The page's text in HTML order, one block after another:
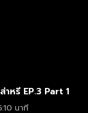
าหรี EP.3 Part 1
นาที